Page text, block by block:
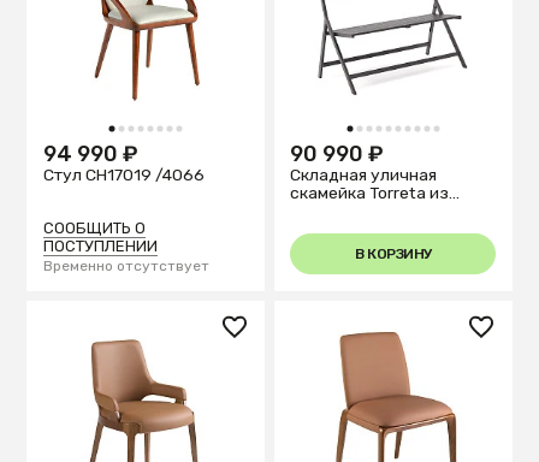
1 2 3 4 5 6 7 8
94 990 ₽
Стул CH17019 /4066
СООБЩИТЬ О
ПОСТУПЛЕНИИ
Временно отсутствует
1 2 3 4 5 6 7 8 9 10
90 990 ₽
Складная уличная
скамейка Torreta из
В КОРЗИНУ